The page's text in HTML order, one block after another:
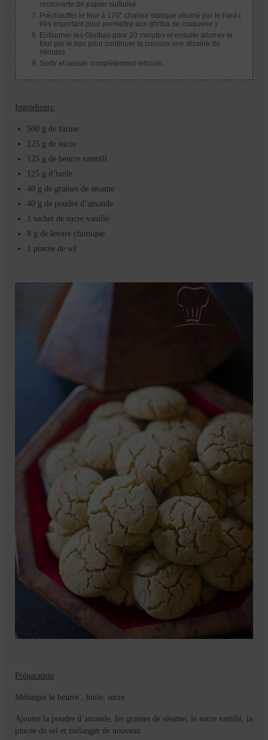
recouverte de papier sulfurisé .
Préchauffer le four à 170° chaleur statique allumé par le haut (
très important pour permettre aux ghriba de craqueler )
Enfourner les Ghribas pour 20 minutes et ensuite allumer le
four par le bas pour continuer la cuisson une dizaine de
minutes.
Sortir et laisser complètement refroidir.
Ingrédients:
500 g de farine
125 g de sucre
125 g de beurre ramolli
125 g d’huile
40 g de graines de sésame
40 g de poudre d’amande
1 sachet de sucre vanillé
8 g de levure chimique
1 pincée de sel
Préparation
Mélanger le beurre , huile, sucre
Ajouter la poudre d’amande, les graines de sésame, le sucre vanillé, la
pincée de sel et mélanger de nouveau .